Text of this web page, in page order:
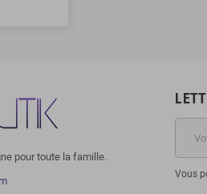
pour toute la famille.
Vous